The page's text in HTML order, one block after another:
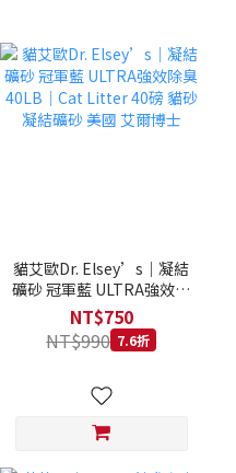
貓艾歐Dr. Elsey’s｜凝結
礦砂 冠軍藍 ULTRA強效除
臭 40LB｜Cat Litter 40磅
士
NT$750
NT$990 7.6折